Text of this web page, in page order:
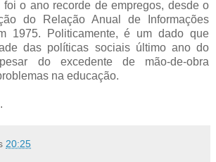
foi o ano recorde de empregos, desde o
do Relação Anual de Informações
1975. Politicamente, é um dado que
das políticas sociais último ano do
do excedente de mão-de-obra
na educação.
.
20:25